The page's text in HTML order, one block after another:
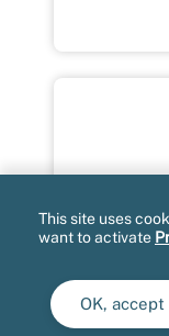
Carsat
mail
This site uses
want to activate
OK, accept